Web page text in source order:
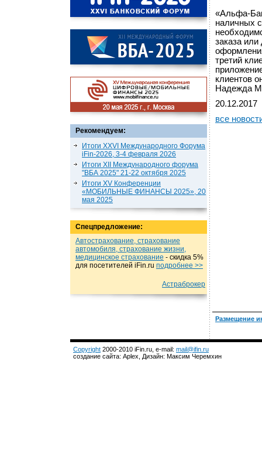
Рекомендуем:
Итоги XXVI Международного Форума
iFin-2026, 3-4 февраля 2026
Итоги XII Международного форума
"ВБА 2025" 21-22 октября 2025
Итоги XV Конференции
«МОБИЛЬНЫЕ ФИНАНСЫ 2025», 20
мая 2025
Спецпредложение:
Автострахование, страхование
автомобиля, страхование жизни,
медицинское страхование - cкидка 5%
для посетителей iFin.ru подробнеe >>
Астраброкер
«Альфа-
наличных
заказа
третий
клиентов
Надежда
20.12.2017
все
Размещение
Copyright 2000-2010 iFin.ru, e-mail: mail@ifin.ru
создание сайта: Aplex, Дизайн: Максим Черемхин